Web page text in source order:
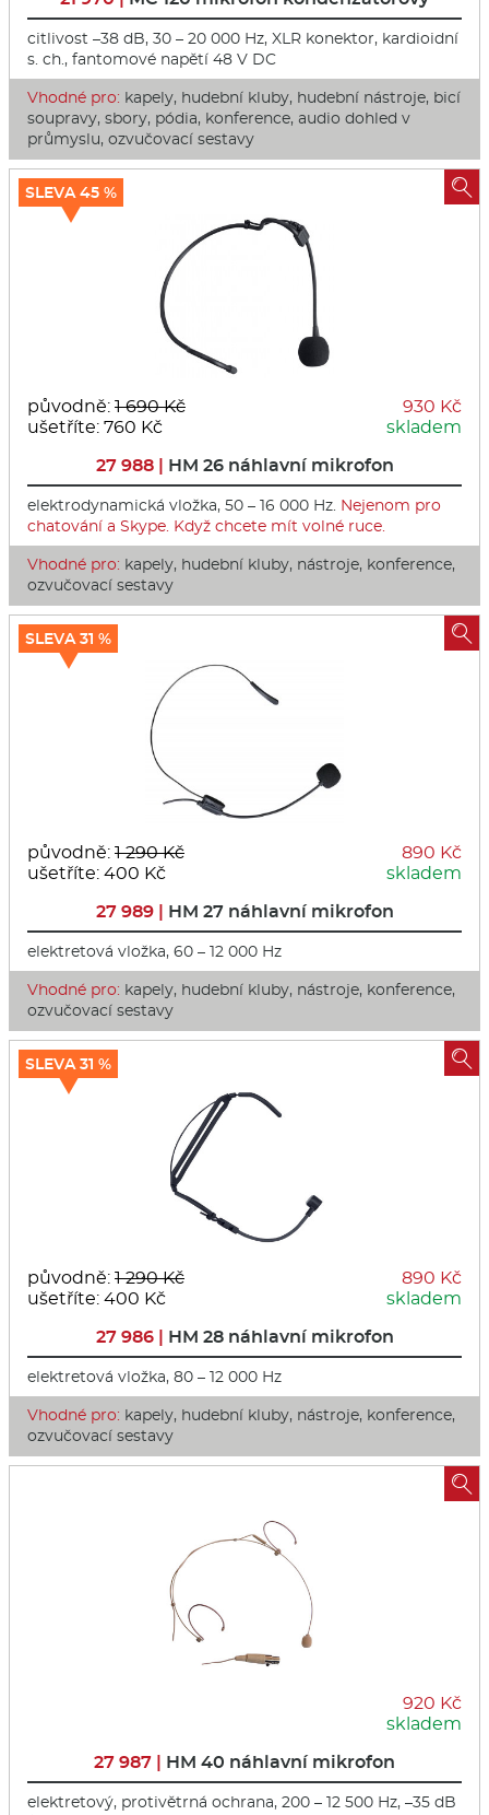
citlivost –38 dB, 30 – 20 000 Hz, XLR konektor, kardioidní
s. ch., fantomové napětí 48 V DC
Vhodné pro: kapely, hudební kluby, hudební nástroje, bicí
soupravy, sbory, pódia, konference, audio dohled v
průmyslu, ozvučovací sestavy
původně: 1 690 Kč
ušetříte: 760 Kč
930 Kč
skladem
27 988 | HM 26 náhlavní mikrofon
elektrodynamická vložka, 50 – 16 000 Hz. Nejenom pro
chatování a Skype. Když chcete mít volné ruce.
Vhodné pro: kapely, hudební kluby, nástroje, konference,
ozvučovací sestavy
SLEVA 45 % 
původně: 1 290 Kč
ušetříte: 400 Kč
890 Kč
skladem
27 989 | HM 27 náhlavní mikrofon
elektretová vložka, 60 – 12 000 Hz
Vhodné pro: kapely, hudební kluby, nástroje, konference,
ozvučovací sestavy
SLEVA 31 % 
původně: 1 290 Kč
ušetříte: 400 Kč
890 Kč
skladem
27 986 | HM 28 náhlavní mikrofon
elektretová vložka, 80 – 12 000 Hz
Vhodné pro: kapely, hudební kluby, nástroje, konference,
ozvučovací sestavy
SLEVA 31 % 
920 Kč
skladem
27 987 | HM 40 náhlavní mikrofon
elektretový, protivětrná ochrana, 200 – 12 500 Hz, –35 dB
